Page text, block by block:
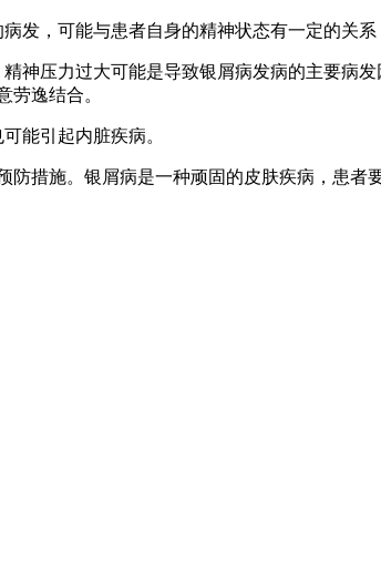
发，可能与患者自身的精神状态有一定的关
神压力过大可能是导致银屑病发病的主要病
劳逸结合。
能引起内脏疾病。
措施。银屑病是一种顽固的皮肤疾病，患